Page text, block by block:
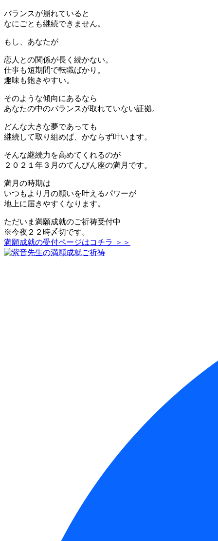
バランスが崩れていると
なにごとも継続できません。
もし、あなたが
恋人との関係が長く続かない。
仕事も短期間で転職ばかり。
趣味も飽きやすい。
そのような傾向にあるなら
あなたの中のバランスが取れていない証拠。
どんな大きな夢であっても
継続して取り組めば、かならず叶います。
そんな継続力を高めてくれるのが
２０２１年３月のてんびん座の満月です。
満月の時期は
いつもより月の願いを叶えるパワーが
地上に届きやすくなります。
ただいま満願成就のご祈祷受付中
※今夜２２時〆切です。
満願成就の受付ページはコチラ ＞＞